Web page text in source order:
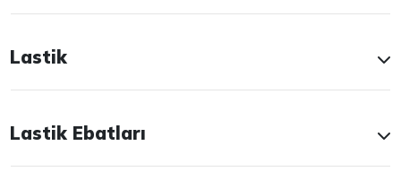
Lastik
Lastik Ebatları